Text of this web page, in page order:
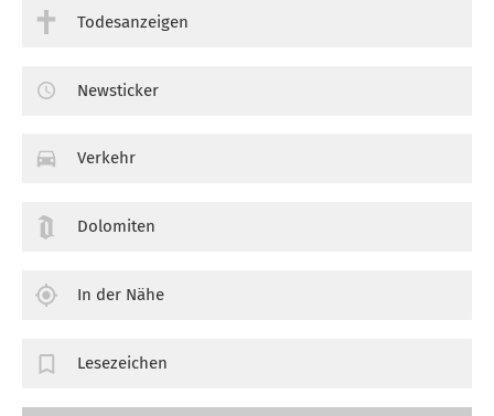
Todesanzeigen
Newsticker
Verkehr
Dolomiten
In der Nähe
Lesezeichen